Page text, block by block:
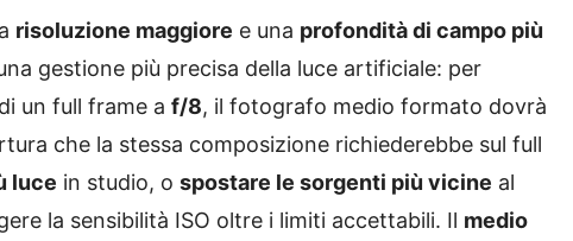
risoluzione maggiore e una profondità di campo più
gestione più precisa della luce artificiale: per
un full frame a f/8, il fotografo medio formato dovrà
che la stessa composizione richiederebbe sul full
luce in studio, o spostare le sorgenti più vicine al
la sensibilità ISO oltre i limiti accettabili. Il medio